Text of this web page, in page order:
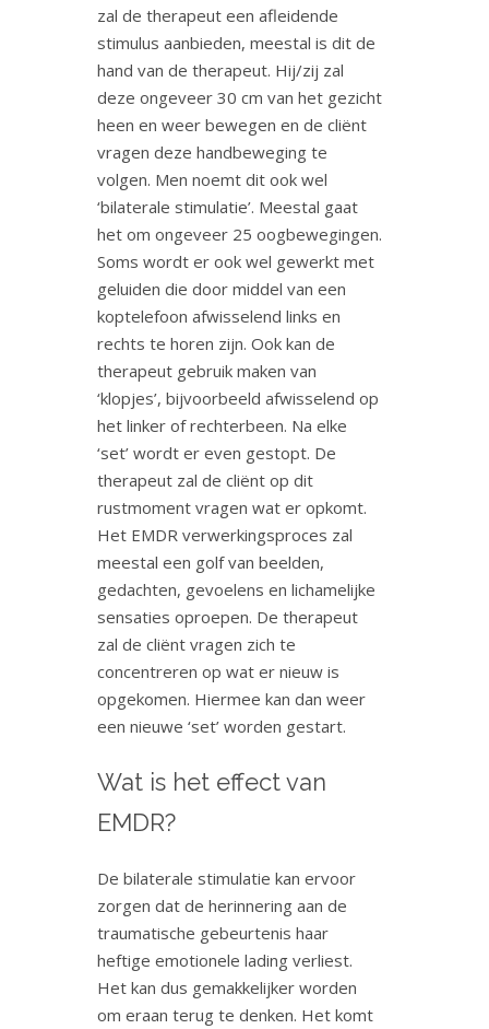
zal de therapeut een afleidende
stimulus aanbieden, meestal is dit de
hand van de therapeut. Hij/zij zal
deze ongeveer 30 cm van het gezicht
heen en weer bewegen en de cliënt
vragen deze handbeweging te
volgen. Men noemt dit ook wel
‘bilaterale stimulatie’. Meestal gaat
het om ongeveer 25 oogbewegingen.
Soms wordt er ook wel gewerkt met
geluiden die door middel van een
koptelefoon afwisselend links en
rechts te horen zijn. Ook kan de
therapeut gebruik maken van
‘klopjes’, bijvoorbeeld afwisselend op
het linker of rechterbeen. Na elke
‘set’ wordt er even gestopt. De
therapeut zal de cliënt op dit
rustmoment vragen wat er opkomt.
Het EMDR verwerkingsproces zal
meestal een golf van beelden,
gedachten, gevoelens en lichamelijke
sensaties oproepen. De therapeut
zal de cliënt vragen zich te
concentreren op wat er nieuw is
opgekomen. Hiermee kan dan weer
een nieuwe ‘set’ worden gestart.
Wat is het effect van
EMDR?
De bilaterale stimulatie kan ervoor
zorgen dat de herinnering aan de
traumatische gebeurtenis haar
heftige emotionele lading verliest.
Het kan dus gemakkelijker worden
om eraan terug te denken. Het komt